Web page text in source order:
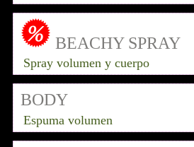
BEACHY SPRAY
Spray volumen y cuerpo
BODY
Espuma volumen